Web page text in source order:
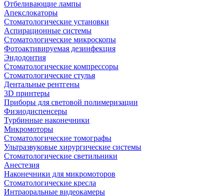
Отбеливающие лампы
Апекслокаторы
Стоматологические установки
Аспирационные системы
Стоматологические микроскопы
Фотоактивируемая дезинфекция
Эндодонтия
Стоматологические компрессоры
Стоматологические стулья
Дентальные рентгены
3D принтеры
Приборы для световой полимеризации
Физиодиспенсеры
Турбинные наконечники
Микромоторы
Стоматологические томографы
Ультразвуковые хирургические системы
Стоматологические светильники
Анестезия
Наконечники для микромоторов
Стоматологические кресла
Интраоральные видеокамеры